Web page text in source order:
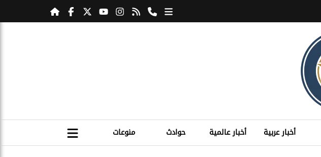
أخبار عربية أخبار عالمية حوادث منوعات